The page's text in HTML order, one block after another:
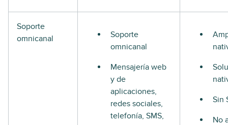
Soporte
omnicanal
Soporte
omnicanal
Mensajería web
y de
aplicaciones,
redes sociales,
telefonía, SMS,
Sin
No